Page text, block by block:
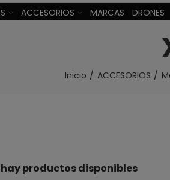
ACCESORIOS MARCAS DRONES
Inicio ACCESORIOS
hay productos disponibles